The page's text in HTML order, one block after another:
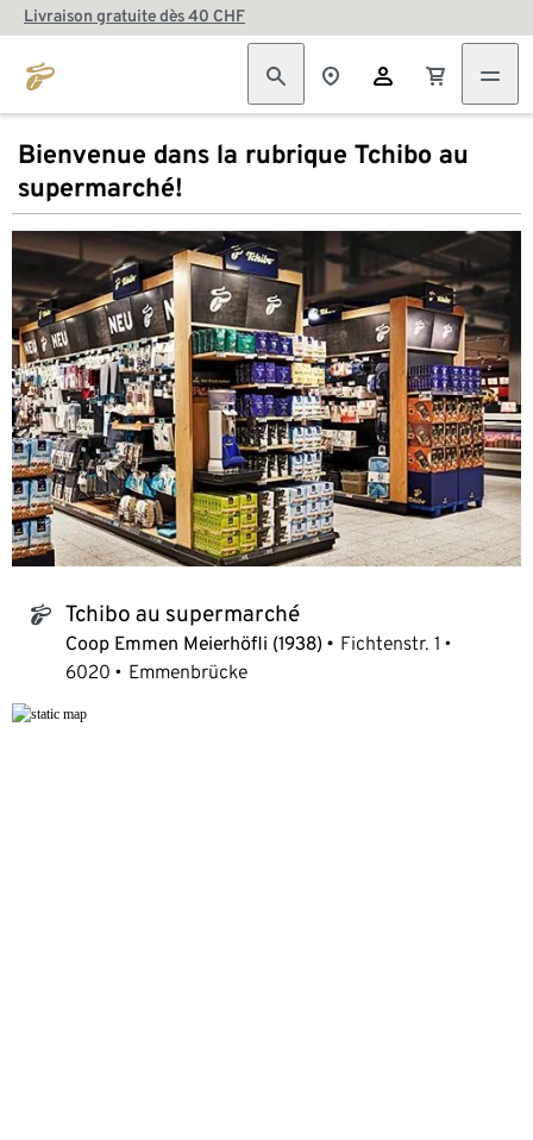
Livraison gratuite dès 40 CHF
Bienvenue dans la rubrique Tchibo au
supermarché!
tchibo_logo Tchibo au supermarché
Coop Emmen Meierhöfli (1938)
Fichtenstr. 1
6020
Emmenbrücke